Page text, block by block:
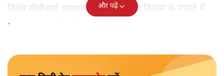
मशहूर पत्रिका 'द सिटीज़न' ने रिटायर्ड प्रशासनिक अधिकारी और